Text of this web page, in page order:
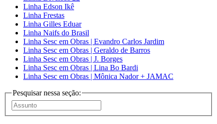
Linha Edson Ikê
Linha Frestas
Linha Gilles Eduar
Linha Naifs do Brasil
Linha Sesc em Obras | Evandro Carlos Jardim
Linha Sesc em Obras | Geraldo de Barros
Linha Sesc em Obras | J. Borges
Linha Sesc em Obras | Lina Bo Bardi
Linha Sesc em Obras | Mônica Nador + JAMAC
Pesquisar nessa seção: